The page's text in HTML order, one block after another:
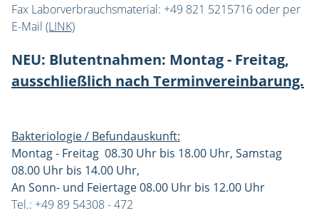
Fax Laborverbrauchsmaterial: +49 821 5215716 oder per
E-Mail (LINK)
NEU: Blutentnahmen: Montag - Freitag,
ausschließlich nach Terminvereinbarung.
Bakteriologie / Befundauskunft:
Montag - Freitag 08.30 Uhr bis 18.00 Uhr, Samstag
08.00 Uhr bis 14.00 Uhr,
An Sonn- und Feiertage 08.00 Uhr bis 12.00 Uhr
Tel.: +49 89 54308 - 472